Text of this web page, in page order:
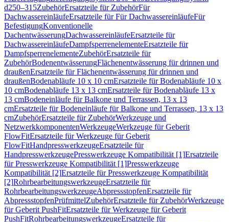
d250–315ZubehörErsatzteile für ZubehörFür
DachwassereinläufeErsatzteile für Für DachwassereinläufeFür
BefestigungKonventionelle
DachentwässerungDachwassereinläufeErsatzteile für
DachwassereinläufeDampfsperrenelementeErsatzteile für
DampfsperrenelementeZubehörErsatzteile für
ZubehörBodenentwässerungFlächenentwässerung für drinnen und
draußenErsatzteile für Flächenentwässerung für drinnen und
draußenBodenabläufe 10 x 10 cmErsatzteile für Bodenabläufe 10 x
10 cmBodenabläufe 13 x 13 cmErsatzteile für Bodenabläufe 13 x
13 cmBodeneinläufe für Balkone und Terrassen, 13 x 13
cmErsatzteile für Bodeneinläufe für Balkone und Terrassen, 13 x 13
cmZubehörErsatzteile für ZubehörWerkzeuge und
NetzwerkkomponentenWerkzeugeWerkzeuge für Geberit
FlowFitErsatzteile für Werkzeuge für Geberit
FlowFitHandpresswerkzeugeErsatzteile für
HandpresswerkzeugePresswerkzeuge Kompatibilität [1]Ersatzteile
für Presswerkzeuge Kompatibilität [1]Presswerkzeuge
Kompatibilität [2]Ersatzteile für Presswerkzeuge Kompatibilität
[2]RohrbearbeitungswerkzeugeErsatzteile für
RohrbearbeitungswerkzeugeAbpressstopfenErsatzteile für
AbpressstopfenPrüfmittelZubehörErsatzteile für ZubehörWerkzeuge
für Geberit PushFitErsatzteile für Werkzeuge für Geberit
PushFitRohrbearbeitungswerkzeugeErsatzteile für